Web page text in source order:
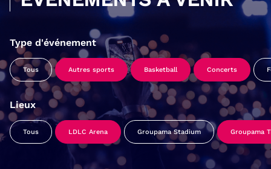
Type d'événement
Tous Autres sports Basketball Concerts
Lieux
Tous LDLC Arena Groupama Stadium Groupama